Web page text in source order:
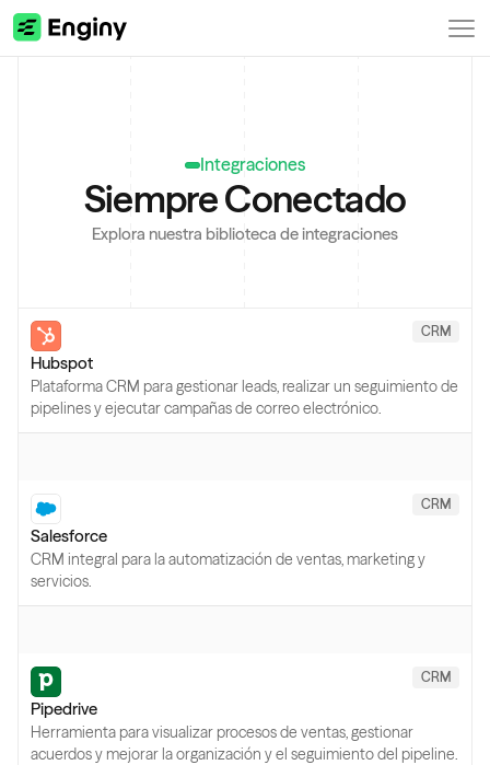
Integraciones
Siempre Conectado
Explora nuestra biblioteca de integraciones
CRM
Hubspot
Plataforma CRM para gestionar leads, realizar un seguimiento de
pipelines y ejecutar campañas de correo electrónico.
CRM
Salesforce
CRM integral para la automatización de ventas, marketing y
servicios.
CRM
Pipedrive
Herramienta para visualizar procesos de ventas, gestionar
acuerdos y mejorar la organización y el seguimiento del pipeline.